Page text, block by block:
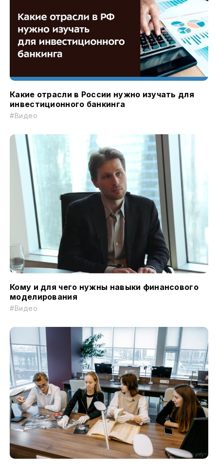
Какие отрасли в России нужно изучать для
инвестиционного банкинга
#Видео
Кому и для чего нужны навыки финансового
моделирования
#Видео